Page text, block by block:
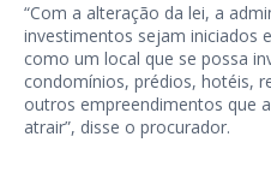
“Com a alteração da lei, a
investimentos sejam iniciados
como um local que se possa
condomínios, prédios, hotéis,
outros empreendimentos que
atrair”, disse o procurador.